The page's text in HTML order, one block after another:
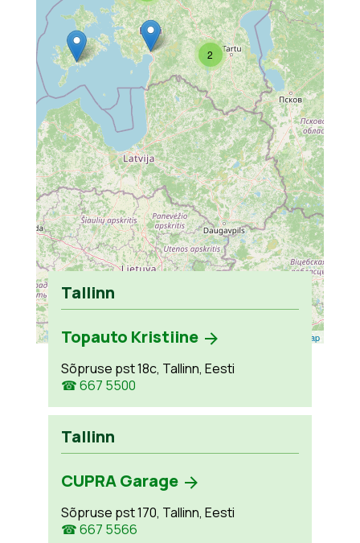
2
Leaflet OpenStreetMap
Tallinn
Topauto Kristiine
Sõpruse pst 18c, Tallinn, Eesti
☎ 667 5500
Tallinn
CUPRA Garage
Sõpruse pst 170, Tallinn, Eesti
☎ 667 5566